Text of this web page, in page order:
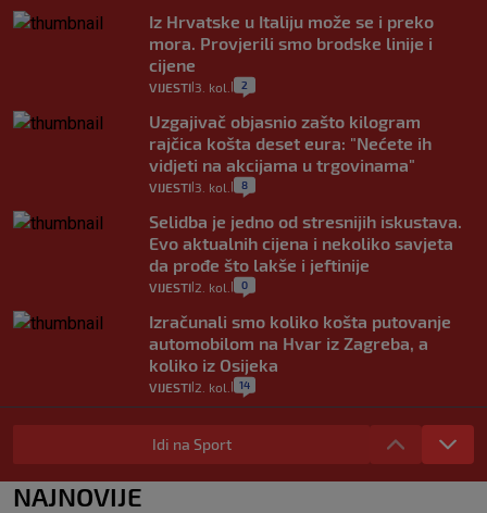
Iz Hrvatske u Italiju može se i preko
mora. Provjerili smo brodske linije i
cijene
VIJESTI 3. kol. 2
Uzgajivač objasnio zašto kilogram
rajčica košta deset eura: "Nećete ih
vidjeti na akcijama u trgovinama"
VIJESTI 3. kol. 8
Selidba je jedno od stresnijih iskustava.
Evo aktualnih cijena i nekoliko savjeta
da prođe što lakše i jeftinije
VIJESTI 2. kol. 0
Izračunali smo koliko košta putovanje
automobilom na Hvar iz Zagreba, a
koliko iz Osijeka
VIJESTI 2. kol. 14
"Kći je otišla na more, a zaboravila
zdravstvenu iskaznicu". Kakva su prava
pacijenata izvan mjesta prebivališta?
1
Idi na Sport
NAJNOVIJE